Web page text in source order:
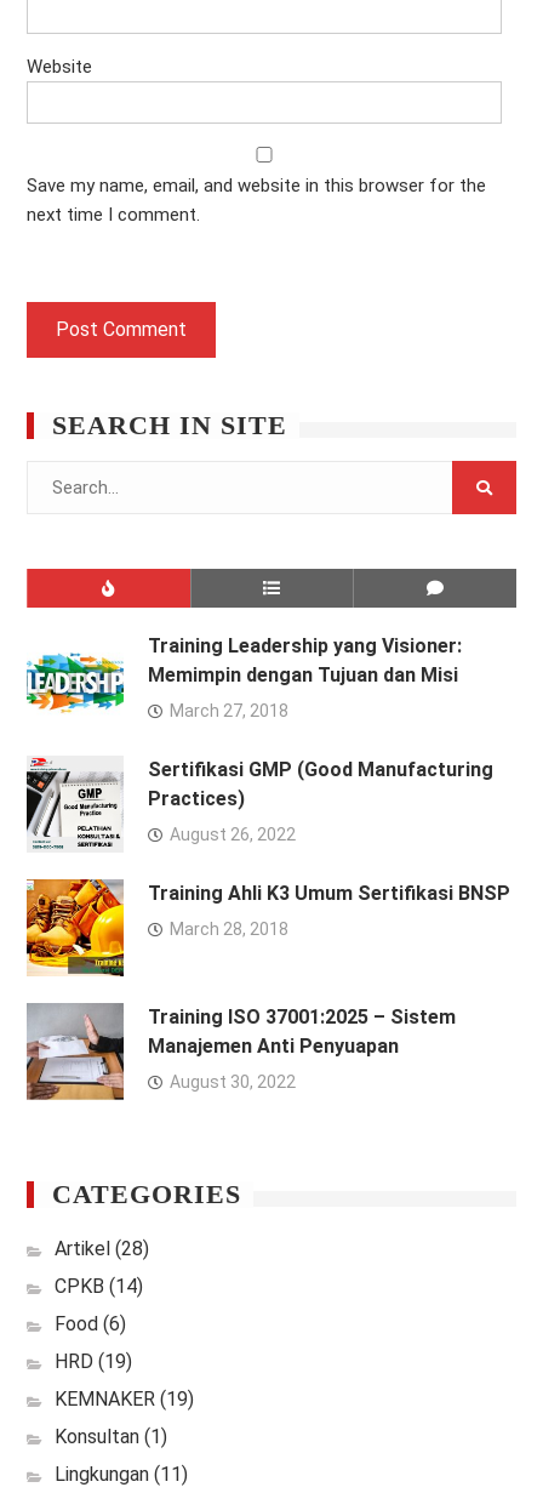
Website
Save my name, email, and website in this browser for the
next time I comment.
SEARCH IN SITE
Training Leadership yang Visioner:
Memimpin dengan Tujuan dan Misi
March 27, 2018
Sertifikasi GMP (Good Manufacturing
Practices)
August 26, 2022
Training Ahli K3 Umum Sertifikasi BNSP
March 28, 2018
Training ISO 37001:2025 – Sistem
Manajemen Anti Penyuapan
August 30, 2022
CATEGORIES
Artikel(28)
CPKB (14)
Food(6)
HRD (19)
KEMNAKER(19)
Konsultan(1)
Lingkungan(11)